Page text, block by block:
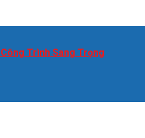
Trình Sang Trọng